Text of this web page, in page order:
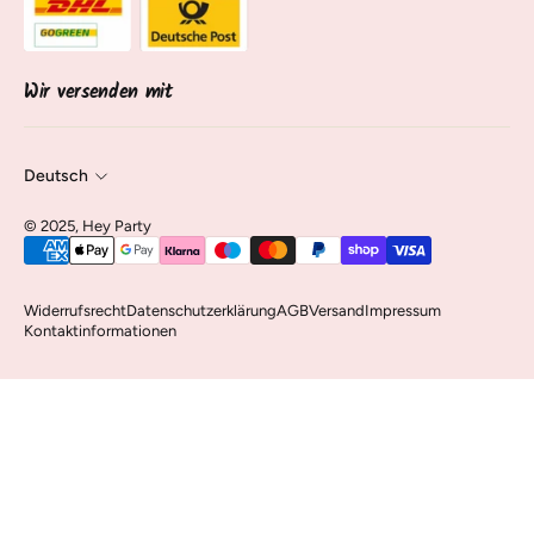
Über uns
Kontakt & Service
Sendung verfolgen
Wir versenden mit
Deutsch
©️ 2025, Hey Party
WiderrufsrechtDatenschutzerklärungAGBVersandImpressum
Kontaktinformationen